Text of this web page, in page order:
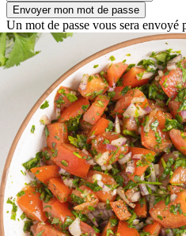
Un mot de passe vous sera envoyé